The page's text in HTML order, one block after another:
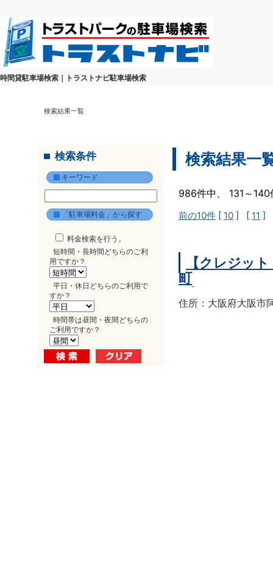
時間貸駐車場検索｜トラストナビ駐車場検索
検索結果一覧
検索条件
キーワード
「駐車場料金」から探す
料金検索を行う。
短時間・長時間どちらのご利
用ですか？
平日・休日どちらのご利用で
すか？
時間帯は昼間・夜間どちらの
ご利用ですか？
検索結果一
986件中、 131～
前の10件 [ 10 ] [ 11 ]
【クレジッ
町
住所：大阪府大阪市